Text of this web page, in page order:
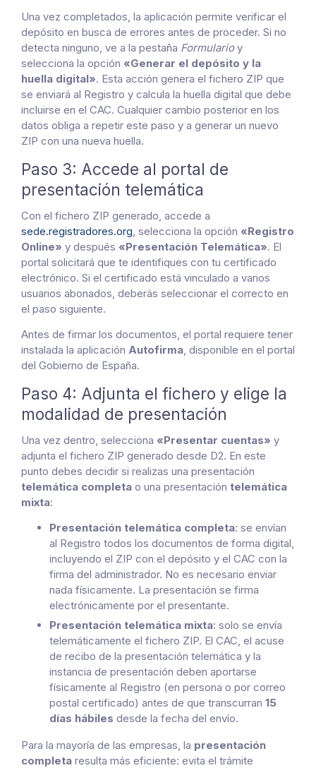
Una vez completados, la aplicación permite verificar el
depósito en busca de errores antes de proceder. Si no
detecta ninguno, ve a la pestaña Formularioy
selecciona la opción «Generar el depósito y la
huella digital». Esta acción genera el fichero ZIP que
se enviará al Registro y calcula la huella digital que debe
incluirse en el CAC. Cualquier cambio posterior en los
datos obliga a repetir este paso y a generar un nuevo
ZIP con una nueva huella.
Paso 3: Accede al portal de
presentación telemática
Con el fichero ZIP generado, accede a
sede.registradores.org, selecciona la opción «Registro
Online» y después «Presentación Telemática». El
portal solicitará que te identifiques con tu certificado
electrónico. Si el certificado está vinculado a varios
usuarios abonados, deberás seleccionar el correcto en
el paso siguiente.
Antes de firmar los documentos, el portal requiere tener
instalada la aplicación Autofirma, disponible en el portal
del Gobierno de España.
Paso 4: Adjunta el fichero y elige la
modalidad de presentación
Una vez dentro, selecciona «Presentar cuentas» y
adjunta el fichero ZIP generado desde D2. En este
punto debes decidir si realizas una presentación
telemática completa o una presentación telemática
mixta:
Presentación telemática completa: se envían
al Registro todos los documentos de forma digital,
incluyendo el ZIP con el depósito y el CAC con la
firma del administrador. No es necesario enviar
nada físicamente. La presentación se firma
electrónicamente por el presentante.
Presentación telemática mixta: solo se envía
telemáticamente el fichero ZIP. El CAC, el acuse
de recibo de la presentación telemática y la
instancia de presentación deben aportarse
físicamente al Registro (en persona o por correo
postal certificado) antes de que transcurran 15
días hábiles desde la fecha del envío.
Para la mayoría de las empresas, la presentación
completa resulta más eficiente: evita el trámite